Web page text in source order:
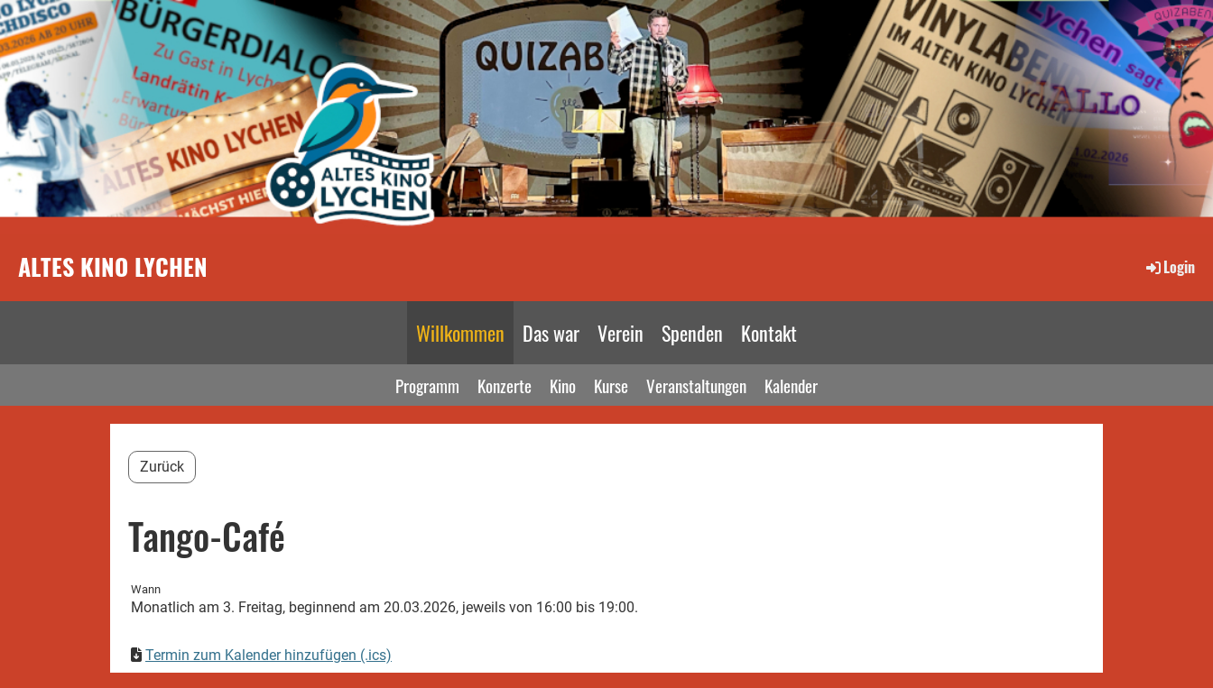
ALTES KINO LYCHEN Login
Willkommen Das war Verein Spenden Kontakt
Programm Konzerte Kino Kurse Veranstaltungen Kalender
Zurück
Tango-Café
Wann
Monatlich am 3. Freitag, beginnend am 20.03.2026, jeweils von 16:00 bis 19:00.
Termin zum Kalender hinzufügen (.ics)